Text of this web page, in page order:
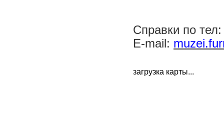
Справки по
E-mail:
загрузка карты...